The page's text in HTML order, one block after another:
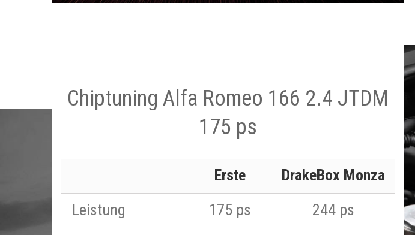
Chiptuning Alfa Romeo 166 2.4 JTDM
175 ps
Erste
DrakeBox Monza
Leistung
175 ps
244 ps